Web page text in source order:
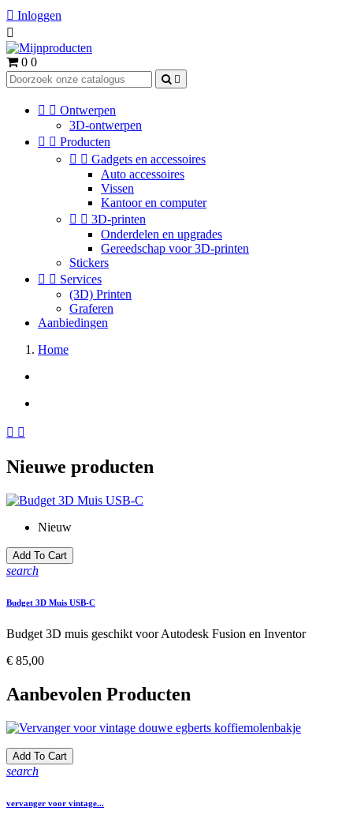
 Inloggen

0 0

  Ontwerpen
3D-ontwerpen
  Producten
  Gadgets en accessoires
Auto accessoires
Vissen
Kantoor en computer
  3D-printen
Onderdelen en upgrades
Gereedschap voor 3D-printen
Stickers
  Services
(3D) Printen
Graferen
Aanbiedingen
Home
 Vorige

Nieuwe producten
Nieuw
Add To Cart
search
Budget 3D Muis USB-C
Budget 3D muis geschikt voor Autodesk Fusion en Inventor
Prijs
€ 85,00
Aanbevolen Producten
Add To Cart
search
vervanger voor vintage...